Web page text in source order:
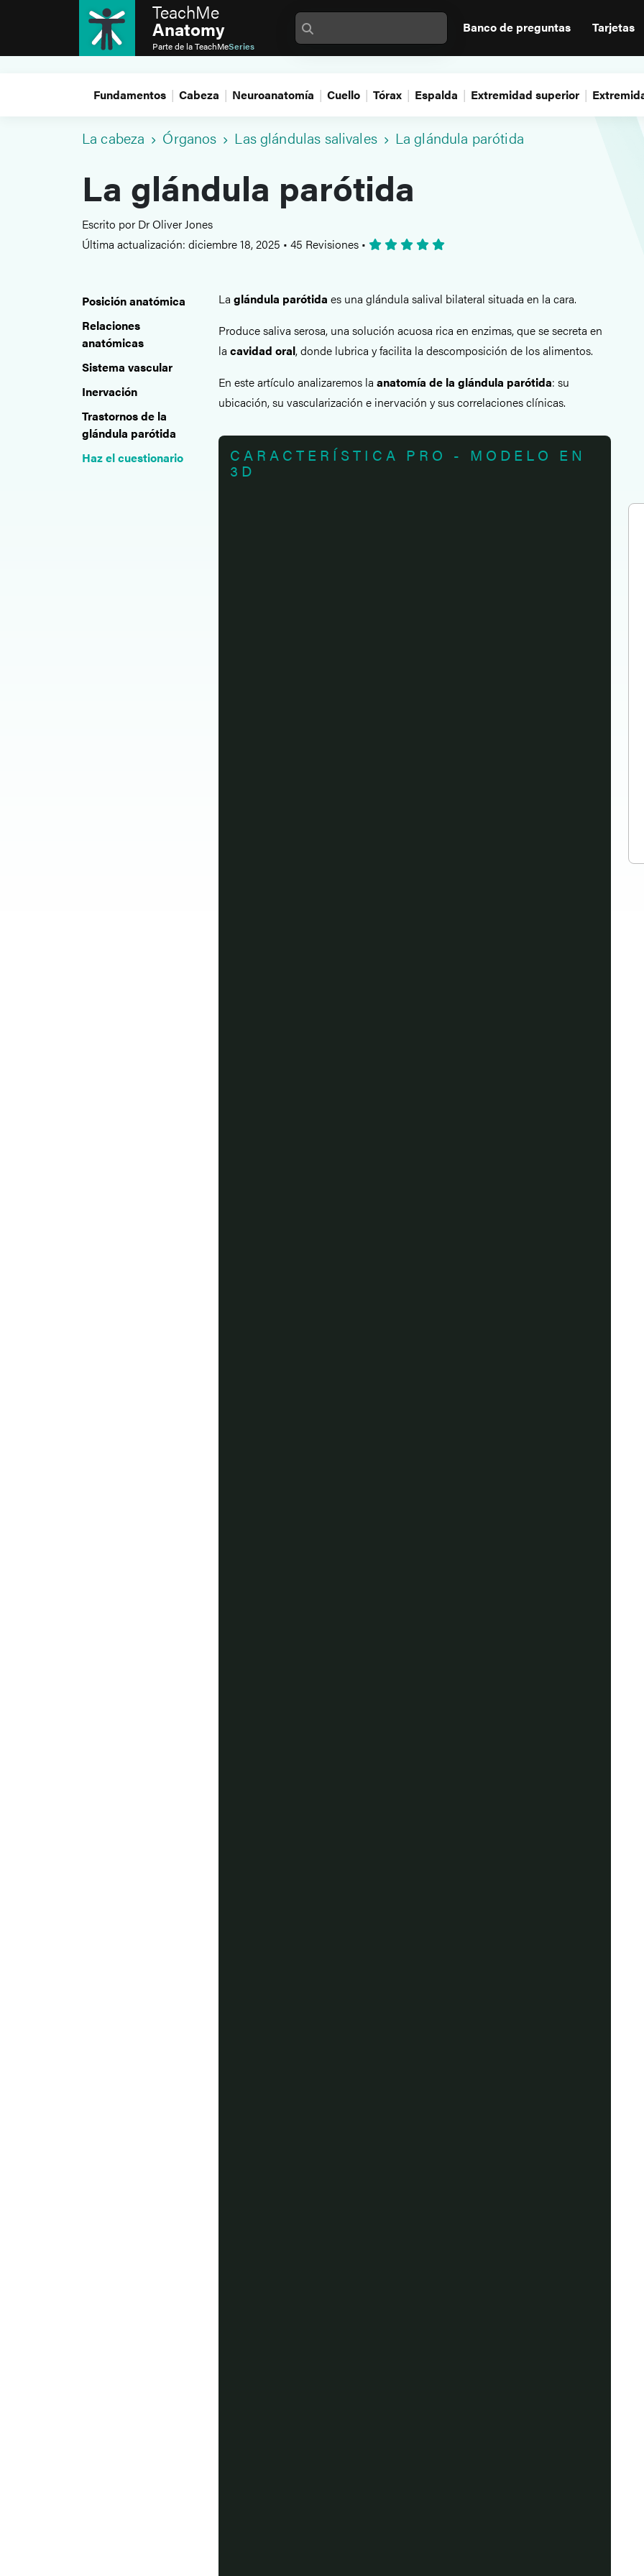
TeachMe
Anatomy
Parte de laTeachMeSeries
Banco de preguntas Tarjetas
Fundamentos Cabeza Neuroanatomía Cuello Tórax Espalda Extremidad superior
La cabeza Órganos Las glándulas salivales La glándula parótida
La glándula parótida
Escrito por Dr Oliver Jones
Última actualización: diciembre 18, 2025 • 45 Revisiones •
Posición anatómica
Relaciones
anatómicas
Sistema vascular
Inervación
Trastornos de la
glándula parótida
Haz el cuestionario
La glándula parótida es una glándula salival bilateral situada en la cara.
Produce saliva serosa, una solución acuosa rica en enzimas, que se secreta en
la cavidad oral, donde lubrica y facilita la descomposición de los alimentos.
En este artículo analizaremos la anatomía de la glándula parótida: su
ubicación, su vascularización e inervación y sus correlaciones clínicas.
CARACTERÍSTICA PRO - MODELO EN
3D